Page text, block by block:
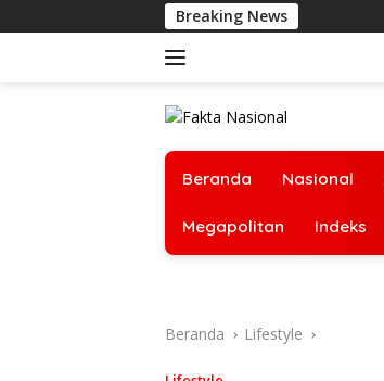
ke
Breaking News
Beranda Nasional
Megapolitan Indeks
Beranda Lifestyle